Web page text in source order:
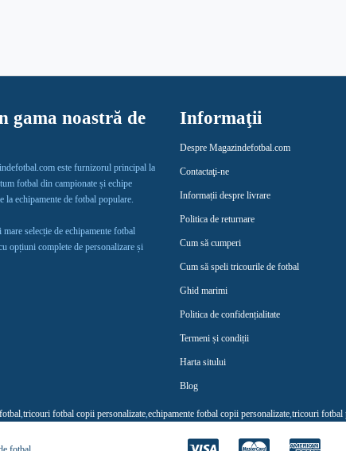
gama noastră de
este furnizorul principal la
fotbal din campionate și echipe
la echipamente de fotbal populare.
selecție de echipamente fotbal
opțiuni complete de personalizare și
Informaţii
Despre Magazindefotbal.com
Contactaţi-ne
Informații despre livrare
Politica de returnare
Cum să cumperi
Cum să speli tricourile de fotbal
Ghid marimi
Politica de confidențialitate
Termeni și condiții
Harta sitului
Blog
,tricouri fotbal copii personalizate,echipamente fotbal copii personalizate,tricouri fotbal